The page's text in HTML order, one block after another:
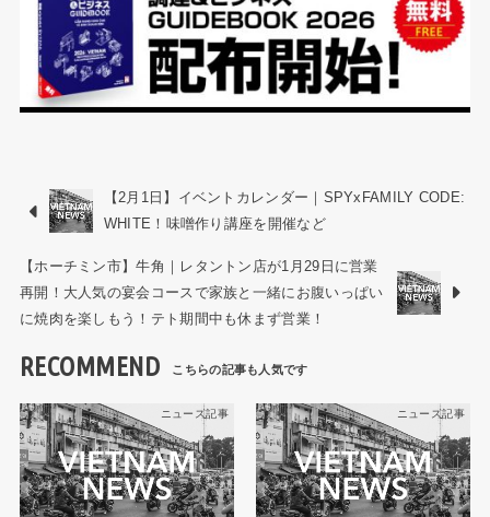
【2月1日】イベントカレンダー｜SPYxFAMILY CODE:
WHITE！味噌作り講座を開催など
【ホーチミン市】牛角｜レタントン店が1月29日に営業
再開！大人気の宴会コースで家族と一緒にお腹いっぱい
に焼肉を楽しもう！テト期間中も休まず営業！
RECOMMEND
ニュース記事 ニュース記事